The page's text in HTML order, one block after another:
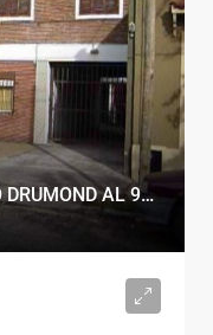
EXCELENTE UBICACION!!! DEPTO DRUMOND AL 900